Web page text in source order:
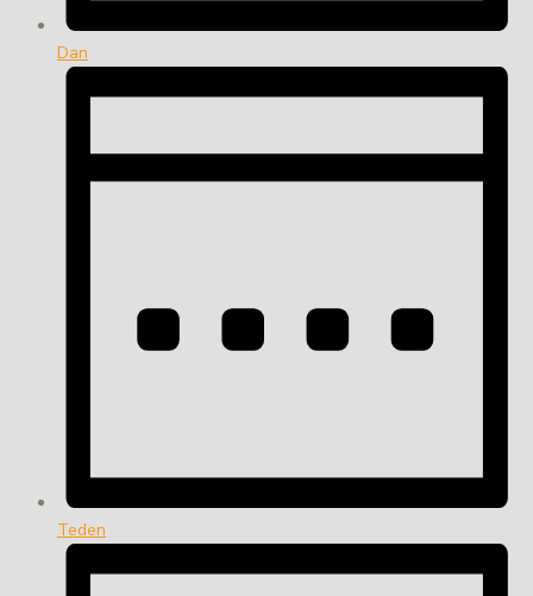
Dan
Teden